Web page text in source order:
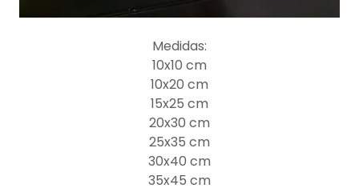
Medidas:
10x10 cm
10x20 cm
15x25 cm
20x30 cm
25x35 cm
30x40 cm
35x45 cm